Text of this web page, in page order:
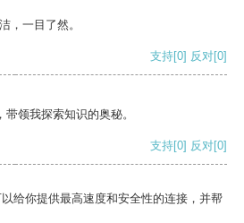
，一目了然。
支持[0] 反对[0]
领我探索知识的奥秘。
支持[0] 反对[0]
给你提供最高速度和安全性的连接，并帮